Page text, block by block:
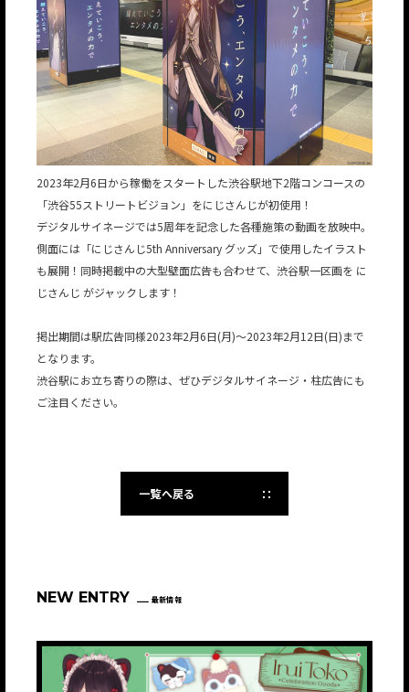
2023年2月6日から稼働をスタートした渋谷駅地下2階コンコースの
「渋谷55ストリートビジョン」をにじさんじが初使用！
デジタルサイネージでは5周年を記念した各種施策の動画を放映中。
側面には「にじさんじ5th Anniversary グッズ」で使用したイラスト
も展開！同時掲載中の大型壁面広告も合わせて、渋谷駅一区画を に
じさんじ がジャックします！
掲出期間は駅広告同様2023年2月6日(月)～2023年2月12日(日)まで
となります。
渋谷駅にお立ち寄りの際は、ぜひデジタルサイネージ・柱広告にも
ご注目ください。
一覧へ戻る
NEW ENTRY 最新情報